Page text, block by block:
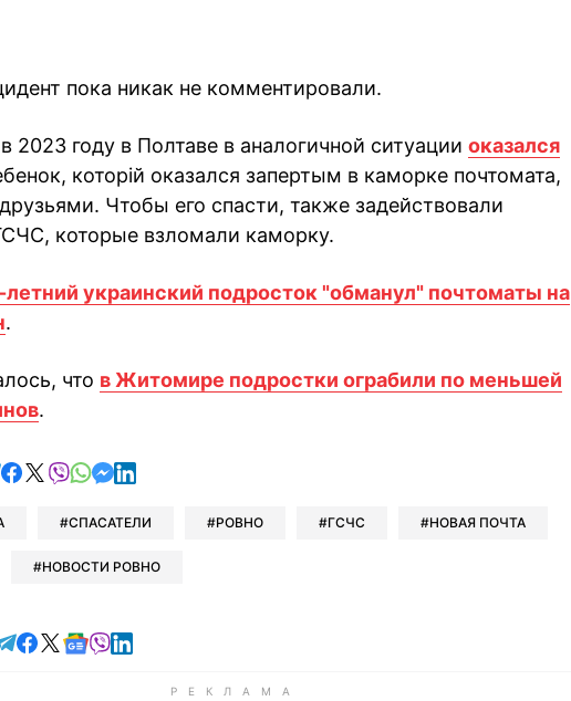
пока никак не комментировали.
2023 году в Полтаве в аналогичной ситуации оказался
которій оказался запертым в каморке почтомата,
Чтобы его спасти, также задействовали
которые взломали каморку.
летний украинский подросток "обманул" почтоматы на
.
что в Житомире подростки ограбили по меньшей
.
отправить в Telegram
поделиться в Facebook
поделиться в X
отправить в Viber
отправить в Whatsapp
отправить в Messenger
отправить в LinkedIn
СПАСАТЕЛИ РОВНО ГСЧС НОВАЯ ПОЧТА
НОВОСТИ РОВНО
Читайте в Telegram
Читайте в Facebook
Читайте в X
Читайте в Google news
Читайте в Viber
Читайте в LinkedIn